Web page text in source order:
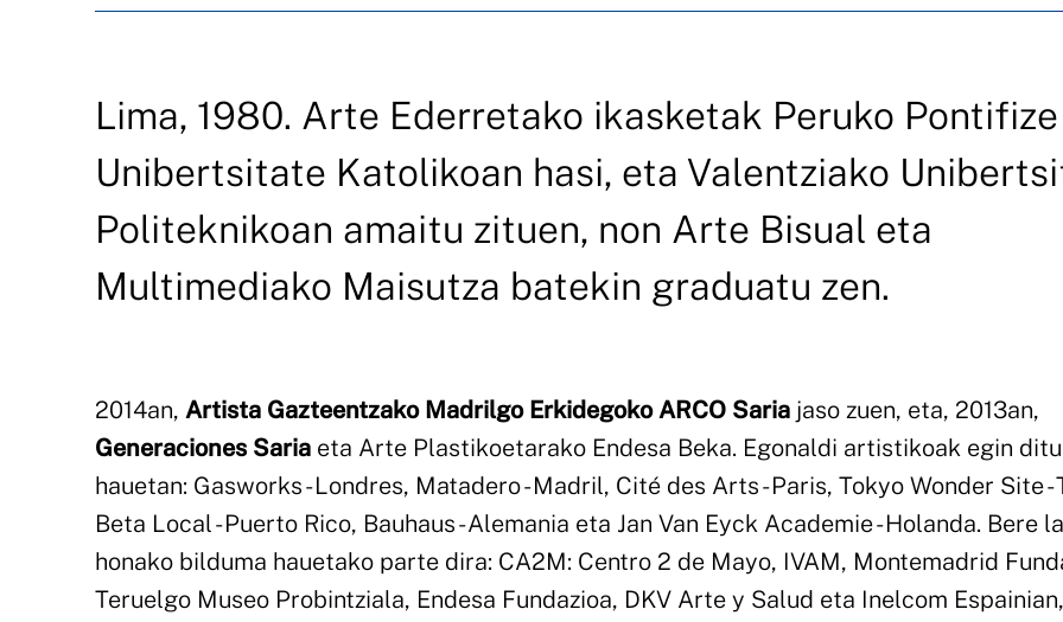
Lima, 1980. Arte Ederretako ikasketak Peruko Pontifize
Unibertsitate Katolikoan hasi, eta Valentziako
Politeknikoan amaitu zituen, non Arte Bisual eta
Multimediako Maisutza batekin graduatu zen.
2014an, Artista Gazteentzako Madrilgo Erkidegoko ARCO Saria jaso zuen, eta, 2013an,
Generaciones Saria eta Arte Plastikoetarako Endesa Beka. Egonaldi artistikoak egin
hauetan: Gasworks - Londres, Matadero - Madril, Cité des Arts - Paris, Tokyo Wonder Site -
Beta Local - Puerto Rico, Bauhaus - Alemania eta Jan Van Eyck Academie - Holanda. Bere
honako bilduma hauetako parte dira: CA2M: Centro 2 de Mayo, IVAM, Montemadrid
Teruelgo Museo Probintziala, Endesa Fundazioa, DKV Arte y Salud eta Inelcom Espainian,